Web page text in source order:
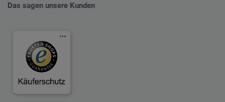
Das sagen unsere Kunden